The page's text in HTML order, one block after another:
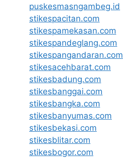
puskesmasngambeg.id
stikespacitan.com
stikespamekasan.com
stikespandeglang.com
stikespangandaran.com
stikesacehbarat.com
stikesbadung.com
stikesbanggai.com
stikesbangka.com
stikesbanyumas.com
stikesbekasi.com
stikesblitar.com
stikesbogor.com